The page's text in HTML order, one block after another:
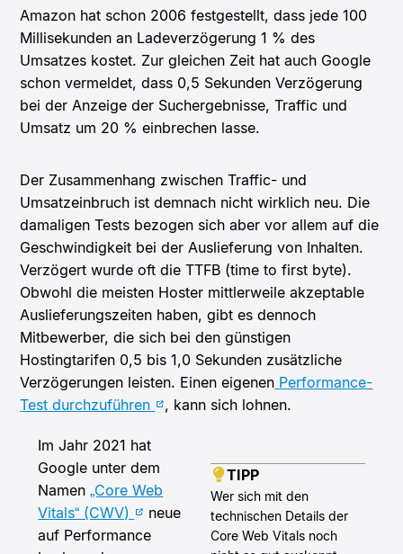
Amazon hat schon 2006 festgestellt, dass jede 100
Millisekunden an Ladeverzögerung 1 % des
Umsatzes kostet. Zur gleichen Zeit hat auch Google
schon vermeldet, dass 0,5 Sekunden Verzögerung
bei der Anzeige der Suchergebnisse, Traffic und
Umsatz um 20 % einbrechen lasse.
Der Zusammenhang zwischen Traffic- und
Umsatzeinbruch ist demnach nicht wirklich neu. Die
damaligen Tests bezogen sich aber vor allem auf die
Geschwindigkeit bei der Auslieferung von Inhalten.
Verzögert wurde oft die TTFB (time to first byte).
Obwohl die meisten Hoster mittlerweile akzeptable
Auslieferungszeiten haben, gibt es dennoch
Mitbewerber, die sich bei den günstigen
Hostingtarifen 0,5 bis 1,0 Sekunden zusätzliche
Verzögerungen leisten. Einen eigenen Performance-
Test durchzuführen
, kann sich lohnen.
Im Jahr 2021 hat
Google unter dem
Namen„Core Web
Vitals“ (CWV)
neue
auf Performance
TIPP
Wer sich mit den
technischen Details der
Core Web Vitals noch